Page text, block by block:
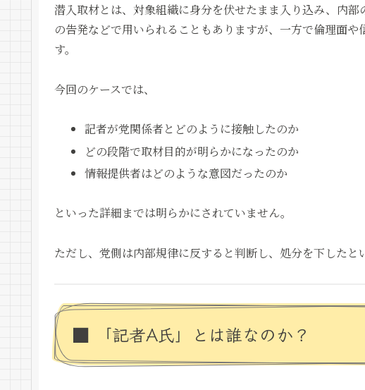
潜入取材とは、対象組織に身分を伏せたまま入り込み、内
の告発などで用いられることもありますが、一方で倫理面
す。
今回のケースでは、
記者が党関係者とどのように接触したのか
どの段階で取材目的が明らかになったのか
情報提供者はどのような意図だったのか
といった詳細までは明らかにされていません。
ただし、党側は内部規律に反すると判断し、処分を下したと
■ 「記者A氏」とは誰なのか？